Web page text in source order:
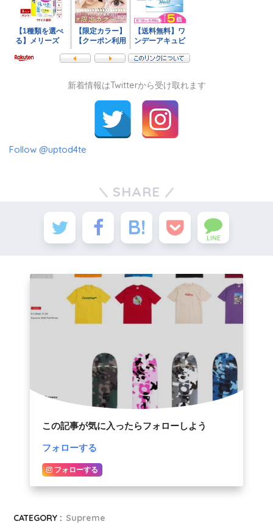
新着情報はTwitterから受け取れます
Follow @uptod4te
SHARE
LINE
この記事が気に入ったらフォローしよう
フォローする
フォローする
CATEGORY : Supreme